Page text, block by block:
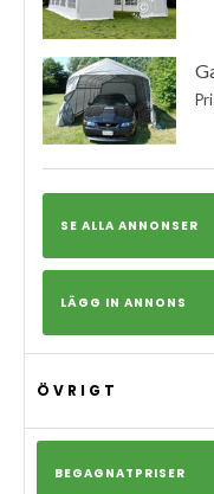
SE ALLA ANNONSER
LÄGG IN ANNONS
ÖVRIGT
BEGAGNATPRISER